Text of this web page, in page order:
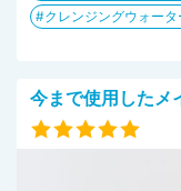
クレンジングウォータ
今まで使用したメ